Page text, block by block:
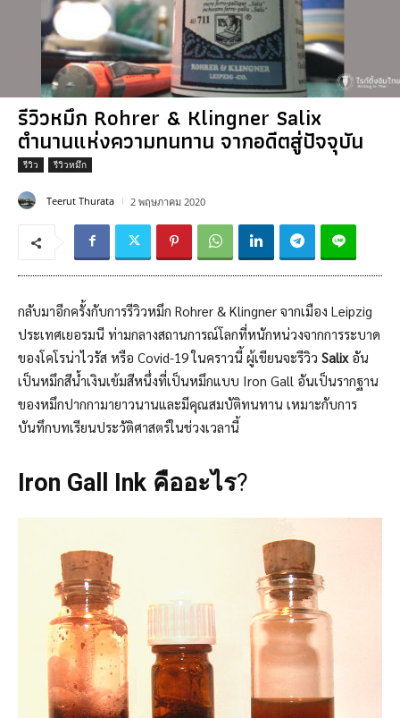
รีวิวหมึก Rohrer & Klingner Salix
ตำนานแห่งความทนทาน จากอดีตสู่ปัจจุบัน
รีวิว รีวิวหมึก
Teerut Thurata 2 พฤษภาคม 2020
กลับมาอีกครั้งกับการรีวิวหมึก Rohrer & Klingner จากเมือง Leipzig
ประเทศเยอรมนี ท่ามกลางสถานการณ์โลกที่หนักหน่วงจากการระบาด
ของโคโรน่าไวรัส หรือ Covid-19 ในคราวนี้ ผู้เขียนจะรีวิว Salix อัน
เป็นหมึกสีนํ้าเงินเข้มสีหนึ่งที่เป็นหมึกแบบ Iron Gall อันเป็นรากฐาน
ของหมึกปากกามายาวนานและมีคุณสมบัติทนทาน เหมาะกับการ
บันทึกบทเรียนประวัติศาสตร์ในช่วงเวลานี้
Iron Gall Ink คืออะไร?